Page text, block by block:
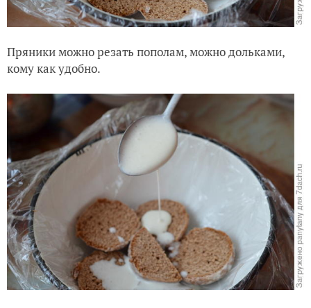
Пряники можно резать пополам, можно дольками,
кому как удобно.